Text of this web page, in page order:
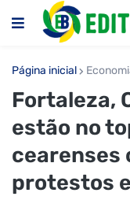
Página inicial
Fortaleza,
estão no
cearenses
protestos